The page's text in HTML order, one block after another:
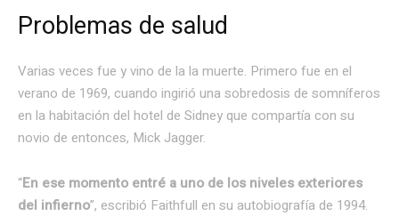
Problemas de salud
Varias veces fue y vino de la la muerte. Primero fue en el
verano de 1969, cuando ingirió una sobredosis de somníferos
en la habitación del hotel de Sidney que compartía con su
novio de entonces, Mick Jagger.
“En ese momento entré a uno de los niveles exteriores
del infierno”, escribió Faithfull en su autobiografía de 1994.